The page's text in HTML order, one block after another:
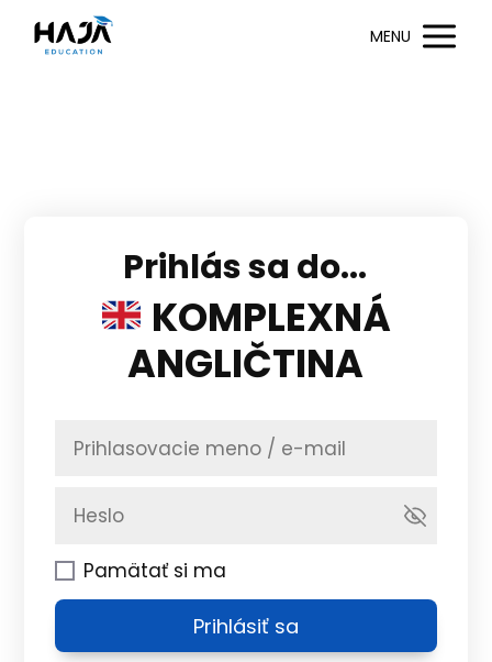
MENU
Prihlás sa do...
KOMPLEXNÁ
ANGLIČTINA
Pamätať si ma
Prihlásiť sa